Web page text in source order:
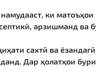
ки
арзишманд ва
сахтӣ ва
Дар ҳолатҳои